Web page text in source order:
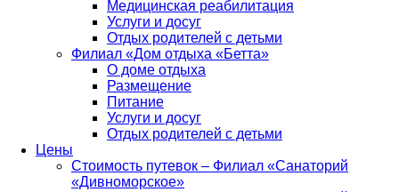
Медицинская реабилитация
Услуги и досуг
Отдых родителей с детьми
Филиал «Дом отдыха «Бетта»
О доме отдыха
Размещение
Питание
Услуги и досуг
Отдых родителей с детьми
Цены
Стоимость путевок – Филиал «Санаторий
«Дивноморское»